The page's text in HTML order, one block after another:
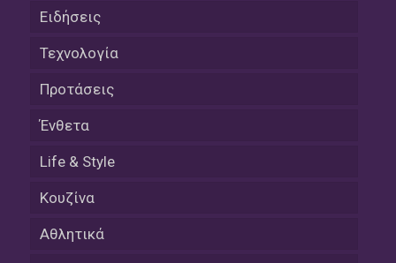
Ειδήσεις
Τεχνολογία
Προτάσεις
Ένθετα
Life & Style
Κουζίνα
Αθλητικά